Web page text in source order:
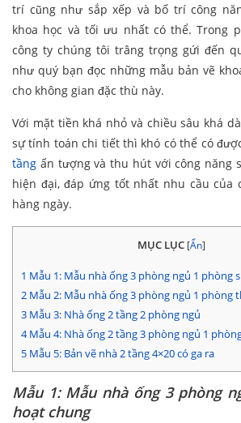
trí cũng như sắp xếp và bố trí công
khoa học và tối ưu nhất có thể. Trong
công ty chúng tôi trâng trọng gứi đến
như quý bạn đọc những mẫu bản vẽ
cho không gian đặc thù này.
Với mặt tiền khá nhỏ và chiều sâu khá
sự tính toán chi tiết thì khó có thể có
tầng ấn tượng và thu hút với công năng
hiện đại, đáp ứng tốt nhất nhu cầu của
hàng ngày.
MỤC LỤC [Ẩn]
1 Mẫu 1: Mẫu nhà ống 3 phòng ngủ 1 phòng
2 Mẫu 2: Mẫu nhà ống 3 phòng ngủ 1 phòng
3 Mẫu 3: Nhà ống 2 tầng 2 phòng ngủ
4Mẫu 4: Nhà ống 2 tầng 3 phòng ngủ 1
5 Mẫu 5: Bản vẽ nhà 2 tầng 4×20 có ga ra
Mẫu 1: Mẫu nhà ống 3 phòng
hoạt chung